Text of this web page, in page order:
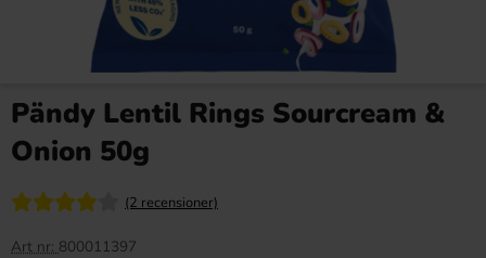
Pändy Lentil Rings Sourcream &
Onion 50g
(2 recensioner)
Art nr: 800011397